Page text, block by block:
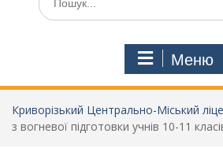
Меню
Криворізький Центрально-Міський
з вогневої підготовки учнів 10-11